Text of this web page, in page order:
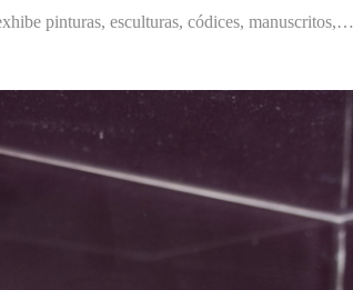
pinturas, esculturas, códices, manuscritos,…